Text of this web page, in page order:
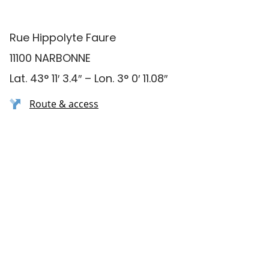
Rue Hippolyte Faure
11100 NARBONNE
Lat. 43° 11′ 3.4″ – Lon. 3° 0′ 11.08″
Route & access